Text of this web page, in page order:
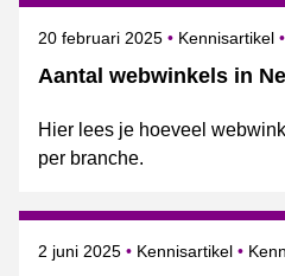
Aantal webwinkels in
Gepubliceerd op
20 februari 2025 Kennisartikel
Hier lees je hoeveel
per branche.
Gepubliceerd op
2 juni 2025 Kennisartikel